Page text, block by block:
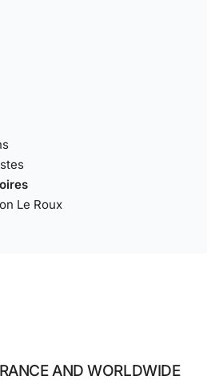
Le Roux
AND WORLDWIDE